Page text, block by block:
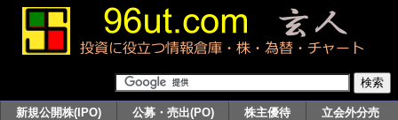
新規公開株(IPO) 公募・売出(PO) 株主優待
立会外分売